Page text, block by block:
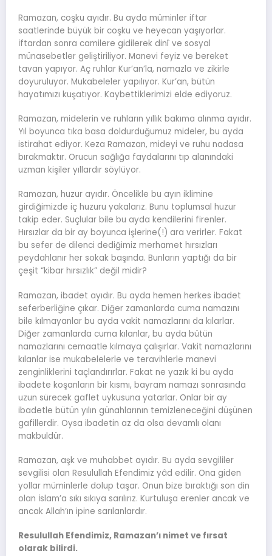
Ramazan, coşku ayıdır. Bu ayda müminler iftar
saatlerinde büyük bir coşku ve heyecan yaşıyorlar.
İftardan sonra camilere gidilerek dinî ve sosyal
münasebetler geliştiriliyor. Manevi feyiz ve bereket
tavan yapıyor. Aç ruhlar Kur’an’la, namazla ve zikirle
doyuruluyor. Mukabeleler yapılıyor. Kur’an, bütün
hayatımızı kuşatıyor. Kaybettiklerimizi elde ediyoruz.
Ramazan, midelerin ve ruhların yıllık bakıma alınma ayıdır.
Yıl boyunca tıka basa doldurduğumuz mideler, bu ayda
istirahat ediyor. Keza Ramazan, mideyi ve ruhu nadasa
bırakmaktır. Orucun sağlığa faydalarını tıp alanındaki
uzman kişiler yıllardır söylüyor.
Ramazan, huzur ayıdır. Öncelikle bu ayın iklimine
girdiğimizde iç huzuru yakalarız. Bunu toplumsal huzur
takip eder. Suçlular bile bu ayda kendilerini firenler.
Hırsızlar da bir ay boyunca işlerine(!) ara verirler. Fakat
bu sefer de dilenci dediğimiz merhamet hırsızları
peydahlanır her sokak başında. Bunların yaptığı da bir
çeşit “kibar hırsızlık” değil midir?
Ramazan, ibadet ayıdır. Bu ayda hemen herkes ibadet
seferberliğine çıkar. Diğer zamanlarda cuma namazını
bile kılmayanlar bu ayda vakit namazlarını da kılarlar.
Diğer zamanlarda cuma kılanlar, bu ayda bütün
namazlarını cemaatle kılmaya çalışırlar. Vakit namazlarını
kılanlar ise mukabelelerle ve teravihlerle manevi
zenginliklerini taçlandırırlar. Fakat ne yazık ki bu ayda
ibadete koşanların bir kısmı, bayram namazı sonrasında
uzun sürecek gaflet uykusuna yatarlar. Onlar bir ay
ibadetle bütün yılın günahlarının temizleneceğini düşünen
gafillerdir. Oysa ibadetin az da olsa devamlı olanı
makbuldür.
Ramazan, aşk ve muhabbet ayıdır. Bu ayda sevgililer
sevgilisi olan Resulullah Efendimiz yâd edilir. Ona giden
yollar müminlerle dolup taşar. Onun bize bıraktığı son din
olan İslam’a sıkı sıkıya sarılırız. Kurtuluşa erenler ancak ve
ancak Allah’ın ipine sarılanlardır.
Resulullah Efendimiz, Ramazan’ı nimet ve fırsat
olarak bilirdi.